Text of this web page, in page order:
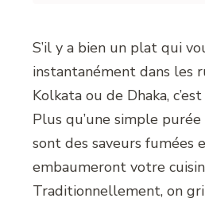
S’il y a bien un plat qui
instantanément dans les
Kolkata ou de Dhaka,
Plus qu’une simple purée
sont des saveurs fumées
embaumeront votre
Traditionnellement, on